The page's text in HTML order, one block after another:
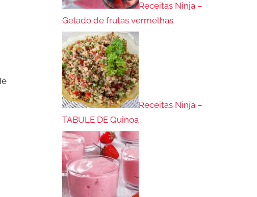
Receitas Ninja –
Gelado de frutas vermelhas
Receitas Ninja –
TABULE DE Quinoa